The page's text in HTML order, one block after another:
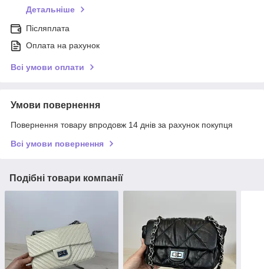
Детальніше
Післяплата
Оплата на рахунок
Всі умови оплати
Умови повернення
Повернення товару впродовж 14 днів за рахунок покупця
Всі умови повернення
Подібні товари компанії